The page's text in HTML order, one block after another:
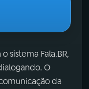
sistema Fala.BR,
O
da